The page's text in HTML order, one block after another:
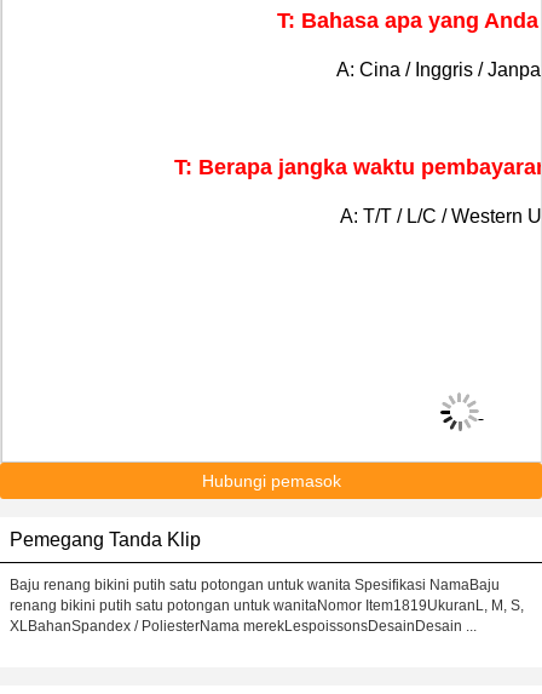
T: Bahasa apa yang
A: Cina / Inggris /
T: Berapa jangka waktu
A: T/T / L/C / Western
Hubungi pemasok
Pemegang Tanda Klip
Baju renang bikini putih satu potongan untuk wanita Spesifikasi NamaBaju
renang bikini putih satu potongan untuk wanitaNomor Item1819UkuranL, M, S,
XLBahanSpandex / PoliesterNama merekLespoissonsDesainDesain ...